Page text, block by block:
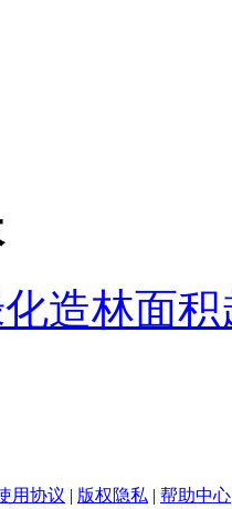
造林面积
用协议 | 版权隐私 | 帮助中心